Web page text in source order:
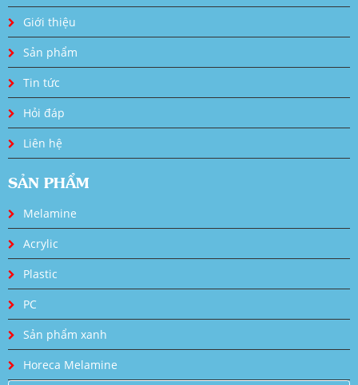
Giới thiệu
Sản phẩm
Tin tức
Hỏi đáp
Liên hệ
SẢN PHẨM
Melamine
Acrylic
Plastic
PC
Sản phẩm xanh
Horeca Melamine